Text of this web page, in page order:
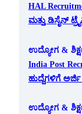
HAL
ಮತ್ತು ಡಿಸೈನ್
ಉದ್ಯೋಗ &
India Post
ಹುದ್ದೆಗಳಿಗೆ ಅರ್ಜಿ
ಉದ್ಯೋಗ &